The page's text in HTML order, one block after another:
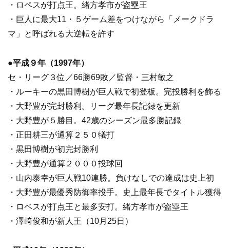
・ロペスが打点王。緒方孝市が盗塁王
・巨人に最大11・５ゲーム差をつけながら「メークドラ
マ」と呼ばれる大逆転を許す
●平成９年（1997年）
セ・リーグ３位／66勝69敗／監督・三村敏之
・ルーキーの黒田博樹が巨人戦で初登板。完投勝利を飾る
・大野豊が完封勝利。リーグ最年長記録を更新
・大野豊が５勝目。42歳のシーズン最多勝記録
・正田耕三が通算２５０犠打
・黒田博樹が初完封勝利
・大野豊が通算２０００投球回
・山内泰幸が巨人戦10連勝。負けなしでの達成は史上初
・大野豊が最優秀防御率投手。史上最年長でタイトル獲得
・ロペスが打点王と最多安打。緒方孝市が盗塁王
・澤﨑俊和が新人王（10月25日）